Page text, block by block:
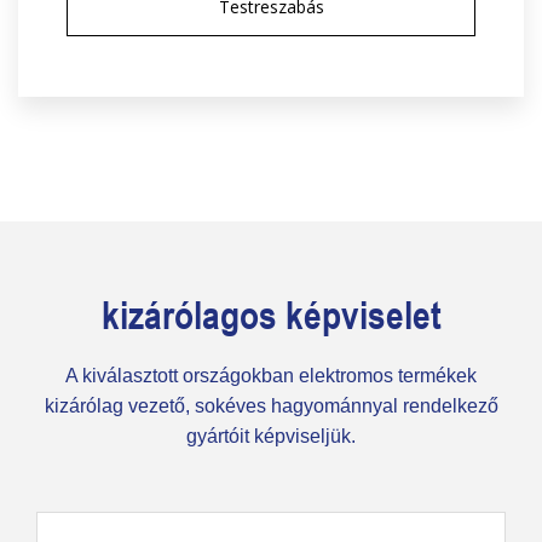
Testreszabás
megtalálni a leghatékonyabb megoldásokat.
Elkészítjük új ötleteinek prototípusát.
kizárólagos képviselet
A kiválasztott országokban elektromos termékek
kizárólag vezető, sokéves hagyománnyal rendelkező
gyártóit képviseljük.